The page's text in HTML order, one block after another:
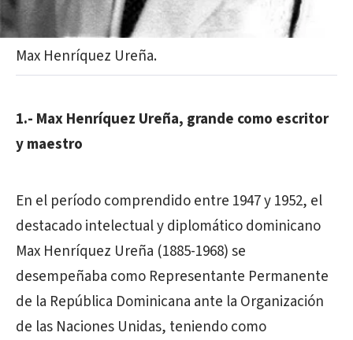
Max Henríquez Ureña.
1.- Max Henríquez Ureña, grande como escritor
y maestro
En el período comprendido entre 1947 y 1952, el
destacado intelectual y diplomático dominicano
Max Henríquez Ureña (1885-1968) se
desempeñaba como Representante Permanente
de la República Dominicana ante la Organización
de las Naciones Unidas, teniendo como